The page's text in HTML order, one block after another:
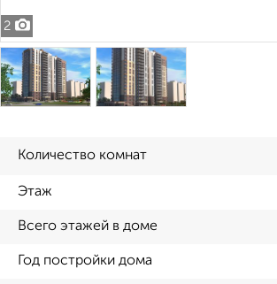
2
Количество комнат
Этаж
Всего этажей в доме
Год постройки дома